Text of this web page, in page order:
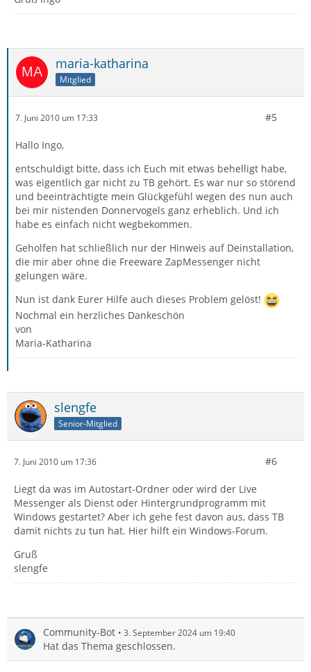
maria-katharina
Mitglied
7. Juni 2010 um 17:33 #5
Hallo Ingo,
entschuldigt bitte, dass ich Euch mit etwas behelligt habe,
was eigentlich gar nicht zu TB gehört. Es war nur so störend
und beeinträchtigte mein Glückgefühl wegen des nun auch
bei mir nistenden Donnervogels ganz erheblich. Und ich
habe es einfach nicht wegbekommen.
Geholfen hat schließlich nur der Hinweis auf Deinstallation,
die mir aber ohne die Freeware ZapMessenger nicht
gelungen wäre.
Nun ist dank Eurer Hilfe auch dieses Problem gelöst!
Nochmal ein herzliches Dankeschön
von
Maria-Katharina
slengfe
Senior-Mitglied
7. Juni 2010 um 17:36 #6
Liegt da was im Autostart-Ordner oder wird der Live
Messenger als Dienst oder Hintergrundprogramm mit
Windows gestartet? Aber ich gehe fest davon aus, dass TB
damit nichts zu tun hat. Hier hilft ein Windows-Forum.
Gruß
slengfe
Community-Bot 3. September 2024 um 19:40
Hat das Thema geschlossen.